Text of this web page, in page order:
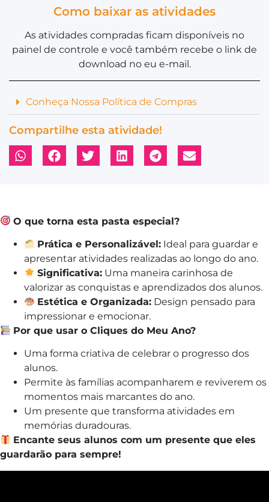
Como baixar as atividades
As atividades compradas ficam disponíveis no
painel de controle e você também recebe o link de
download no eu e-mail.
Conheça Nossa Política de Compras
Compartilhe esta atividade!
O que torna esta pasta especial?
Prática e Personalizável: Ideal para guardar e
apresentar atividades realizadas ao longo do ano.
Significativa: Uma maneira carinhosa de
valorizar as conquistas e aprendizados dos alunos.
Estética e Organizada: Design pensado para
impressionar e emocionar.
Por que usar o Cliques do Meu Ano?
Uma forma criativa de celebrar o progresso dos
alunos.
Permite às famílias acompanharem e reviverem os
momentos mais marcantes do ano.
Um presente que transforma atividades em
memórias duradouras.
Encante seus alunos com um presente que eles
guardarão para sempre!